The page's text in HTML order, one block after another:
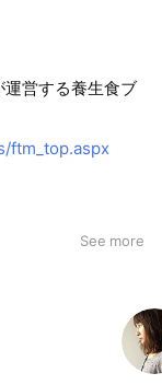
営する養生食ブ
ftm_top.aspx
See more